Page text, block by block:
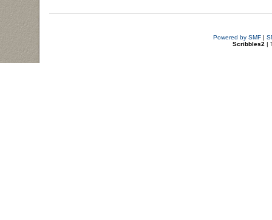
Powered by SMF|
Scribbles2 |